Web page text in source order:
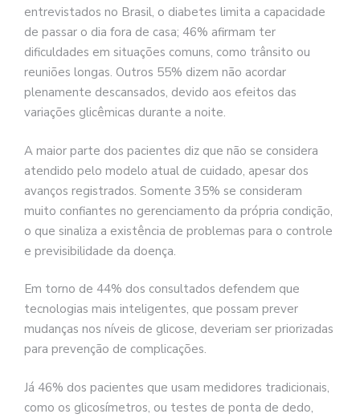
entrevistados no Brasil, o diabetes limita a capacidade
de passar o dia fora de casa; 46% afirmam ter
dificuldades em situações comuns, como trânsito ou
reuniões longas. Outros 55% dizem não acordar
plenamente descansados, devido aos efeitos das
variações glicêmicas durante a noite.
A maior parte dos pacientes diz que não se considera
atendido pelo modelo atual de cuidado, apesar dos
avanços registrados. Somente 35% se consideram
muito confiantes no gerenciamento da própria condição,
o que sinaliza a existência de problemas para o controle
e previsibilidade da doença.
Em torno de 44% dos consultados defendem que
tecnologias mais inteligentes, que possam prever
mudanças nos níveis de glicose, deveriam ser priorizadas
para prevenção de complicações.
Já 46% dos pacientes que usam medidores tradicionais,
como os glicosímetros, ou testes de ponta de dedo,